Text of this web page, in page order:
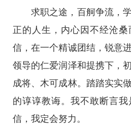
求职之途，百舸争流，
正的人生，内心因不经沧
信，在一个精诚团结，锐意
领导的仁爱润泽和提携下，
成将、木可成林。踏踏实实
的谆谆教诲。我不敢断言
信，我定会努力。